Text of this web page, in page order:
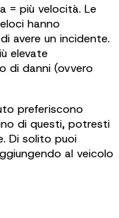
= più velocità. Le
hanno
avere un incidente.
elevate
di danni (ovvero
preferiscono
di questi, potresti
Di solito puoi
al veicolo